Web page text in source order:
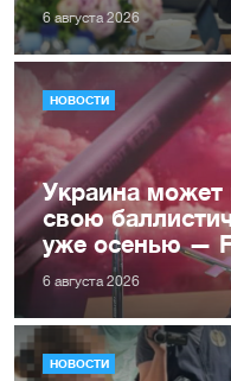
6 августа 2026
НОВОСТИ
Украина может
свою
уже осенью —
6 августа 2026
НОВОСТИ